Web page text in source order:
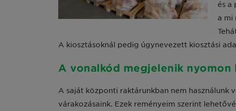
és a
a mi
A kiosztásoknál pedig úgynevezett kiosztási
A vonalkód megjelenik nyomon
A saját központi raktárunkban nem használunk
várakozásaink. Ezek reményeim szerint